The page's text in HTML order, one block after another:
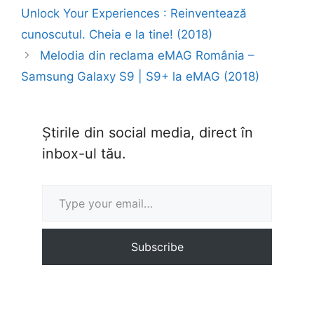
Unlock Your Experiences : Reinventează
cunoscutul. Cheia e la tine! (2018)
Melodia din reclama eMAG România –
Samsung Galaxy S9 | S9+ la eMAG (2018)
Știrile din social media, direct în
inbox-ul tău.
Subscribe